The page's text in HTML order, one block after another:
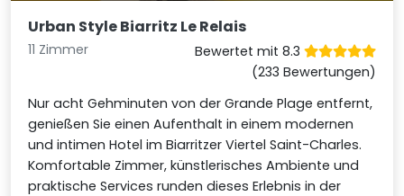
Urban Style Biarritz Le Relais
11 Zimmer
Bewertet mit 8.3
(233 Bewertungen)
Nur acht Gehminuten von der Grande Plage entfernt,
genießen Sie einen Aufenthalt in einem modernen
und intimen Hotel im Biarritzer Viertel Saint-Charles.
Komfortable Zimmer, künstlerisches Ambiente und
praktische Services runden dieses Erlebnis in der